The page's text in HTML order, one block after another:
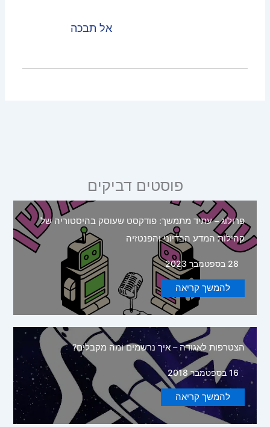
אל תבכה
פוסטים דביקים
פרולוג – עתיד מתמשך: פודקסט שעוסק בהיסטוריה של
קהילות המדע הבדיוני והפנטזיה
28 בספטמבר 2023
להמשך קריאה
הצטרפות לאגודה – איך נרשמים ומה מקבלים?
16 בספטמבר 2018
להמשך קריאה